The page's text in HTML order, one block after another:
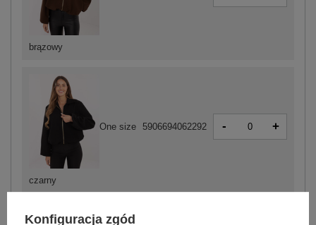
brązowy
czarny
One size 5906694062292 - +
Konfiguracja zgód